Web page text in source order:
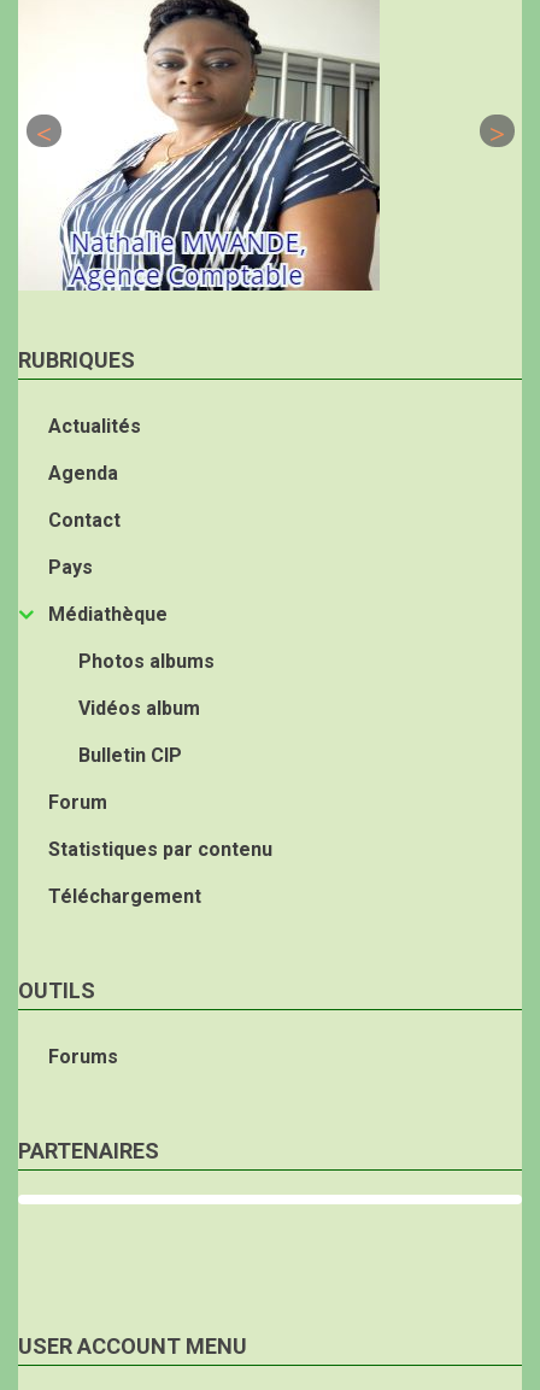
RUBRIQUES
Actualités
Agenda
Contact
Pays
Médiathèque
Photos albums
Vidéos album
Bulletin CIP
Forum
Statistiques par contenu
Téléchargement
OUTILS
Forums
PARTENAIRES
USER ACCOUNT MENU